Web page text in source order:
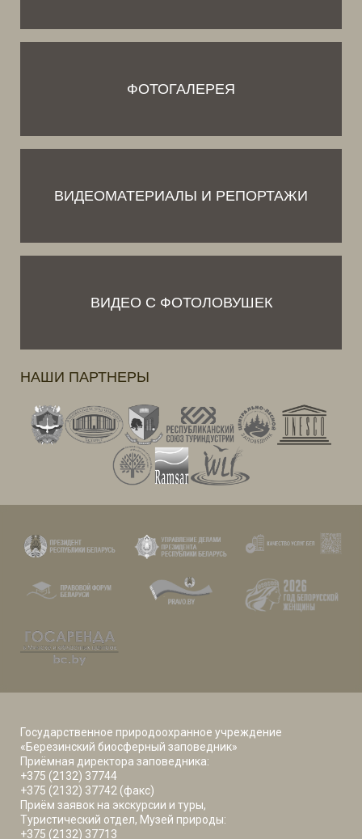
ФОТОГАЛЕРЕЯ
ВИДЕОМАТЕРИАЛЫ И РЕПОРТАЖИ
ВИДЕО С ФОТОЛОВУШЕК
НАШИ ПАРТНЕРЫ
Государственное природоохранное учреждение
«Березинский биосферный заповедник»
Приёмная директора заповедника:
+375 (2132) 37744
+375 (2132) 37742 (факс)
Приём заявок на экскурсии и туры,
Туристический отдел, Музей природы:
+375 (2132) 37713